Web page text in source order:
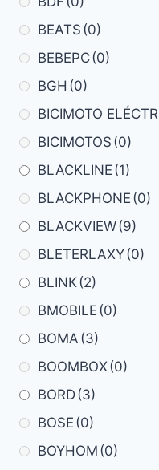
BEATS (0)
BEBEPC(0)
BGH (0)
BICIMOTO
BICIMOTOS (0)
BLACKLINE (1)
BLACKPHONE (0)
BLACKVIEW(9)
BLETERLAXY(0)
BLINK(2)
BMOBILE (0)
BOMA (3)
BOOMBOX(0)
BORD(3)
BOSE (0)
BOYHOM (0)